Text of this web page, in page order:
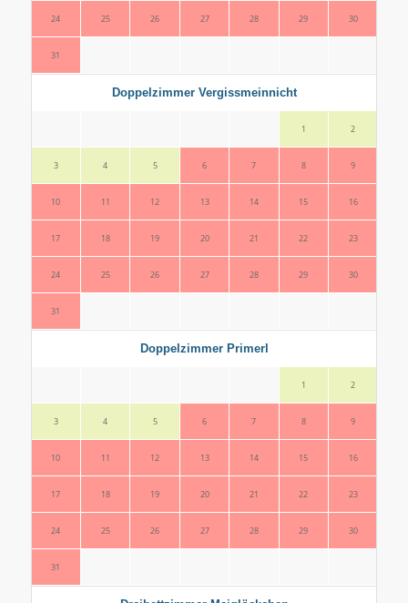
24 25 26 27 28 29 30
31
Doppelzimmer Vergissmeinnicht
1 2
3 4 5 6 7 8 9
10 11 12 13 14 15 16
17 18 19 20 21 22 23
24 25 26 27 28 29 30
31
Doppelzimmer Primerl
1 2
3 4 5 6 7 8 9
10 11 12 13 14 15 16
17 18 19 20 21 22 23
24 25 26 27 28 29 30
31